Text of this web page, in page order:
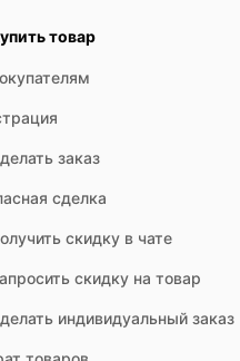
товар
заказ
сделка
скидку в чате
скидку на товар
индивидуальный заказ